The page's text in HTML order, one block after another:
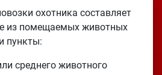
охотника составляет
из помещаемых животных
пункты:
среднего животного